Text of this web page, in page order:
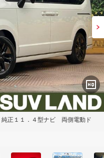
正１１．４型ナビ 両側電動ド